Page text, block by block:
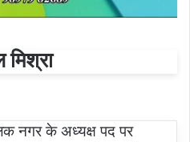
नगर के अध्यक्ष पद पर